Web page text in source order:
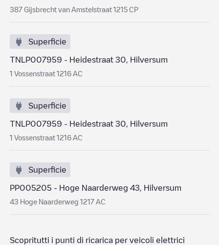
387 Gijsbrecht van Amstelstraat 1215 CP
Superficie
TNLP007959 - Heidestraat 30, Hilversum
1 Vossenstraat 1216 AC
Superficie
TNLP007959 - Heidestraat 30, Hilversum
1 Vossenstraat 1216 AC
Superficie
PP005205 - Hoge Naarderweg 43, Hilversum
43 Hoge Naarderweg 1217 AC
Scopritutti i punti di ricarica per veicoli elettrici